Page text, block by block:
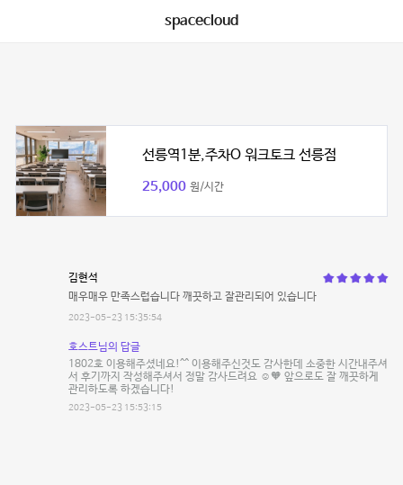
spacecloud
선릉역1분,주차O 워크토크 선릉점
25,000 원/시간
김현석
매우매우 만족스럽습니다 깨끗하고 잘관리되어 있습니다
2023-05-23 15:35:54
호스트님의 답글
1802호 이용해주셨네요!^^ 이용해주신것도 감사한데 소중한 시간내주셔
서 후기까지 작성해주셔서 정말 감사드려요 ☺️🧡 앞으로도 잘 깨끗하게
관리하도록 하겠습니다!
2023-05-23 15:53:15